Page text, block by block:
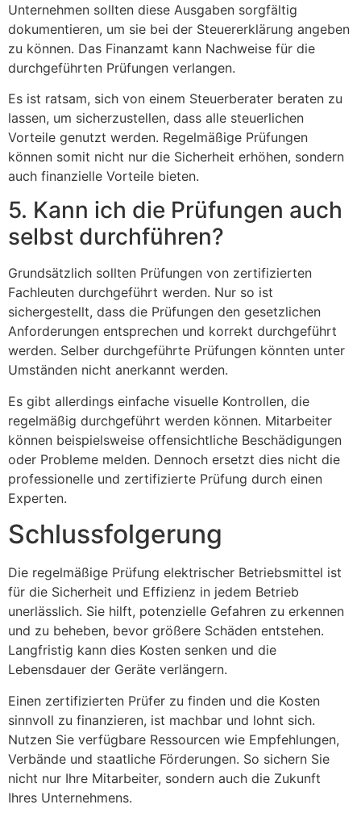
Unternehmen sollten diese Ausgaben sorgfältig
dokumentieren, um sie bei der Steuererklärung angeben
zu können. Das Finanzamt kann Nachweise für die
durchgeführten Prüfungen verlangen.
Es ist ratsam, sich von einem Steuerberater beraten zu
lassen, um sicherzustellen, dass alle steuerlichen
Vorteile genutzt werden. Regelmäßige Prüfungen
können somit nicht nur die Sicherheit erhöhen, sondern
auch finanzielle Vorteile bieten.
5. Kann ich die Prüfungen auch
selbst durchführen?
Grundsätzlich sollten Prüfungen von zertifizierten
Fachleuten durchgeführt werden. Nur so ist
sichergestellt, dass die Prüfungen den gesetzlichen
Anforderungen entsprechen und korrekt durchgeführt
werden. Selber durchgeführte Prüfungen könnten unter
Umständen nicht anerkannt werden.
Es gibt allerdings einfache visuelle Kontrollen, die
regelmäßig durchgeführt werden können. Mitarbeiter
können beispielsweise offensichtliche Beschädigungen
oder Probleme melden. Dennoch ersetzt dies nicht die
professionelle und zertifizierte Prüfung durch einen
Experten.
Schlussfolgerung
Die regelmäßige Prüfung elektrischer Betriebsmittel ist
für die Sicherheit und Effizienz in jedem Betrieb
unerlässlich. Sie hilft, potenzielle Gefahren zu erkennen
und zu beheben, bevor größere Schäden entstehen.
Langfristig kann dies Kosten senken und die
Lebensdauer der Geräte verlängern.
Einen zertifizierten Prüfer zu finden und die Kosten
sinnvoll zu finanzieren, ist machbar und lohnt sich.
Nutzen Sie verfügbare Ressourcen wie Empfehlungen,
Verbände und staatliche Förderungen. So sichern Sie
nicht nur Ihre Mitarbeiter, sondern auch die Zukunft
Ihres Unternehmens.